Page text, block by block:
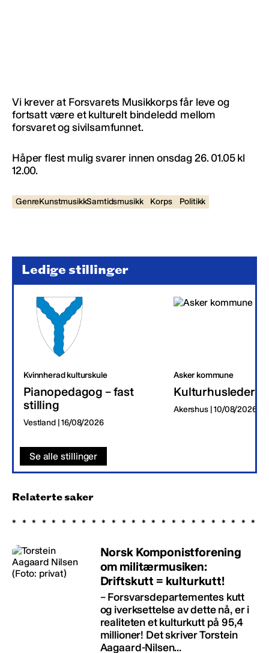
Vi krever at Forsvarets Musikkorps får leve og
fortsatt være et kulturelt bindeledd mellom
forsvaret og sivilsamfunnet.
Håper flest mulig svarer innen onsdag 26. 01.05 kl
12.00.
GenreKunstmusikkSamtidsmusikk Korps Politikk
Ledige stillinger
Kvinnherad kulturskule
Pianopedagog – fast
stilling
Vestland | 16/08/2026
Asker kommune
Kulturhusleder
Akershus | 10/08/2026
Se alle stillinger
Relaterte saker
Norsk Komponistforening
om militærmusiken:
Driftskutt = kulturkutt!
– Forsvarsdepartementes kutt
og iverksettelse av dette nå, er i
realiteten et kulturkutt på 95,4
millioner! Det skriver Torstein
Aagaard-Nilsen...